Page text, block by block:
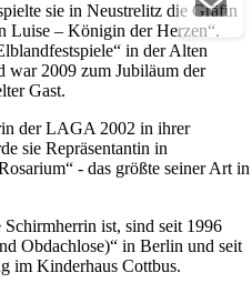
sie in Neustrelitz die Gräfin
Luise – Königin der Herzen“.
in der Alten
war 2009 zum Jubiläum der
Gast.
der LAGA 2002 in ihrer
sie Repräsentantin in
- das größte seiner Art in
ist, sind seit 1996
Obdachlose)“ in Berlin und seit
im Kinderhaus Cottbus.